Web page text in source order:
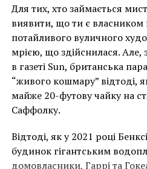
Для тих, хто займається
виявити, що ти є власником
потайливого вуличного
мрією, що здійснилася. Але,
в газеті Sun, британська
“живого кошмару” відтоді,
майже 20-футову чайку на
Саффолку.
Відтоді, як у 2021 році
будинок гігантським
домовласники, Гаррі та